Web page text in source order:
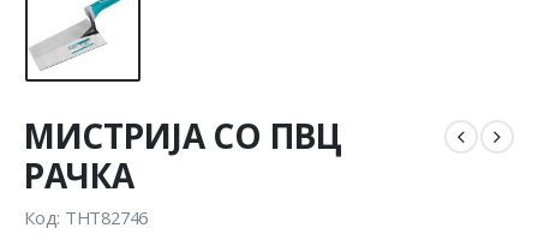
МИСТРИЈА СО ПВЦ
РАЧКА
Код: THT82746